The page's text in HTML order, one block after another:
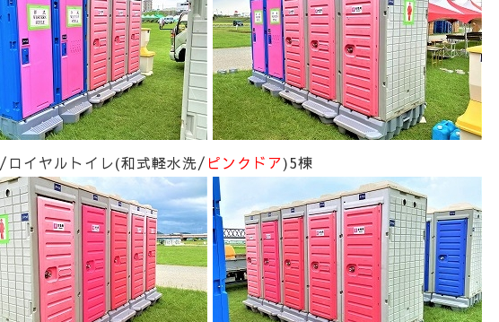
/ロイヤルトイレ(和式軽水洗/ ピンクドア)5棟